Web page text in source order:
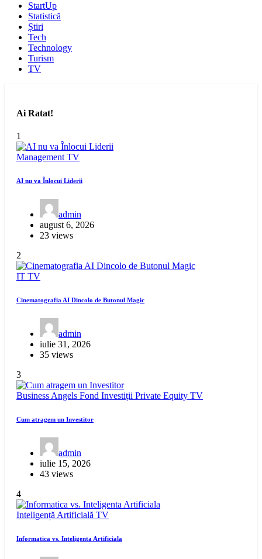
StartUp
Statistică
Știri
Tech
Technology
Turism
TV
Ai Ratat!
1
Management TV
AI nu va Înlocui Liderii
admin
august 6, 2026
23 views
2
IT TV
Cinematografia AI Dincolo de Butonul Magic
admin
iulie 31, 2026
35 views
3
Business Angels Fond Investiții Private Equity TV
Cum atragem un Investitor
admin
iulie 15, 2026
43 views
4
Inteligență Artificială TV
Informatica vs. Inteligenta Artificiala